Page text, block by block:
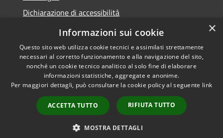
Dichiarazione di accessibilità
Meccanismo di Feedback
Accessibilità
Copyright © 2026 • Comune di
Chieri • Powered by
Municipium•
Accesso
redazione
×
Informazioni sui cookie
Questo sito web utilizza cookie tecnici e assimilati strettamente
necessari al corretto funzionamento e alla navigazione del sito,
nonché un cookie tecnico analitico al solo fine di elaborare
informazioni statistiche, aggregate e anonime.
Per maggiori dettagli, può consultare la cookie policy al seguente link
ACCETTA TUTTO RIFIUTA TUTTO
MOSTRA DETTAGLI